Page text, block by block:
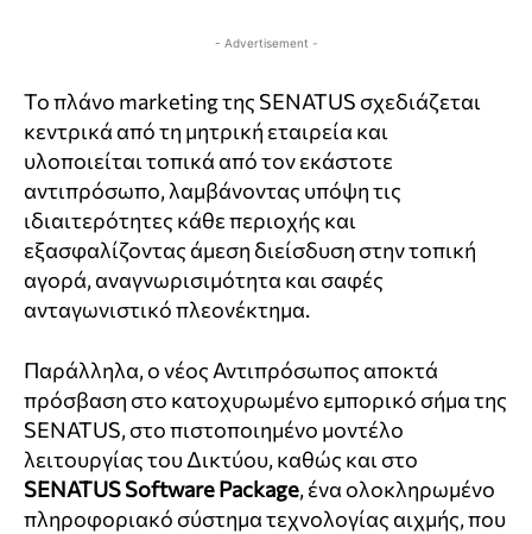
- Advertisement -
Το πλάνο marketing της SENATUS σχεδιάζεται
κεντρικά από τη μητρική εταιρεία και
υλοποιείται τοπικά από τον εκάστοτε
αντιπρόσωπο, λαμβάνοντας υπόψη τις
ιδιαιτερότητες κάθε περιοχής και
εξασφαλίζοντας άμεση διείσδυση στην τοπική
αγορά, αναγνωρισιμότητα και σαφές
ανταγωνιστικό πλεονέκτημα.
Παράλληλα, ο νέος Αντιπρόσωπος αποκτά
πρόσβαση στο κατοχυρωμένο εμπορικό σήμα της
SENATUS, στο πιστοποιημένο μοντέλο
λειτουργίας του Δικτύου, καθώς και στο
SENATUS Software Package, ένα ολοκληρωμένο
πληροφοριακό σύστημα τεχνολογίας αιχμής, που